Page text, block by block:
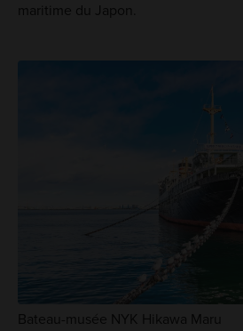
maritime du Japon.
Bateau-musée NYK Hikawa Maru